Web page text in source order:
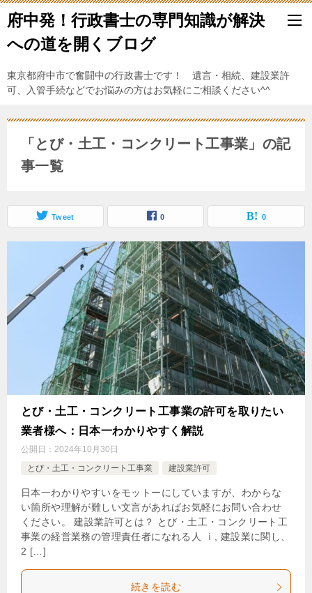
府中発！行政書士の専門知識が解決
への道を開くブログ
東京都府中市で奮闘中の行政書士です！ 遺言・相続、建設業許
可、入管手続などでお悩みの方はお気軽にご相談ください^^
「とび・土工・コンクリート工事業」の記
事一覧
Tweet 0 0
とび・土工・コンクリート工事業の許可を取りたい
業者様へ：日本一わかりやすく解説
公開日： 2024年10月30日
とび・土工・コンクリート工事業
建設業許可
日本一わかりやすいをモットーにしていますが、わからな
い箇所や理解が難しい文言があればお気軽にお問い合わせ
ください。 建設業許可とは？ とび・土工・コンクリート工
事業の経営業務の管理責任者になれる人 ⅰ, 建設業に関し、
2 […]
続きを読む